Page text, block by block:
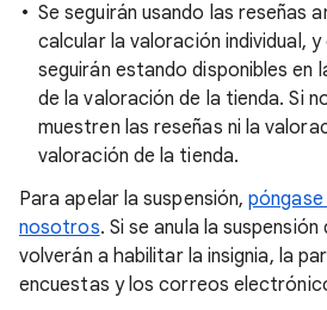
Se seguirán usando las reseñas
calcular la valoración individual,
seguirán estando disponibles en
de la valoración de la tienda. Si
muestren las reseñas ni la
valoración de la tienda.
Para apelar la suspensión,
nosotros. Si se anula la
volverán a habilitar la insignia, la
encuestas y los correos